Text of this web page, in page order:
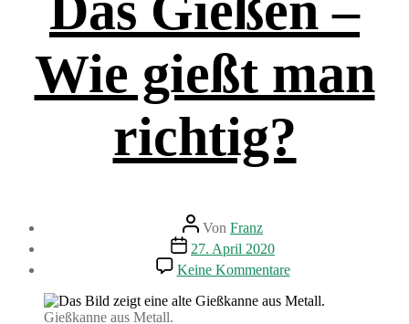
Wie gießt man
richtig?
Beitragsautor
Von Franz
Beitragsdatum
27. April 2020
Keine Kommentarezu
Das
Gießen
Gießkanne aus Metall.